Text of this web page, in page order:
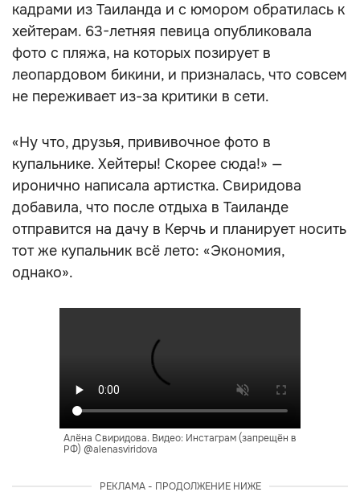
кадрами из Таиланда и с юмором обратилась к
хейтерам. 63-летняя певица опубликовала
фото с пляжа, на которых позирует в
леопардовом бикини, и призналась, что совсем
не переживает из-за критики в сети.
«Ну что, друзья, прививочное фото в
купальнике. Хейтеры! Скорее сюда!» —
иронично написала артистка. Свиридова
добавила, что после отдыха в Таиланде
отправится на дачу в Керчь и планирует носить
тот же купальник всё лето: «Экономия,
однако».
Алёна Свиридова. Видео: Инстаграм (запрещён в
РФ) @alenasviridova
РЕКЛАМА - ПРОДОЛЖЕНИЕ НИЖЕ